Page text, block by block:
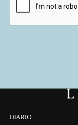
DIARIO